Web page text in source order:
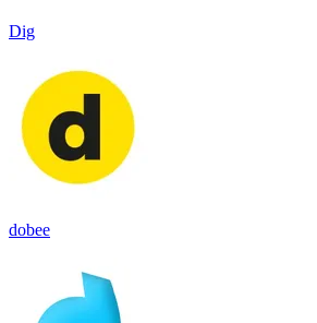
Dig
dobee